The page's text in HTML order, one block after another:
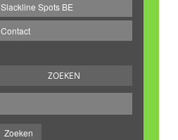
Slackline Spots BE
Contact
ZOEKEN